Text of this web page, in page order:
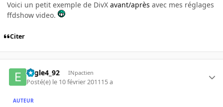
Voici un petit exemple de DivX avant/après avec mes réglages
ffdshow video.
Citer
Eagle4_92 INpactien
Posté(e) le 10 février 201115 a
AUTEUR